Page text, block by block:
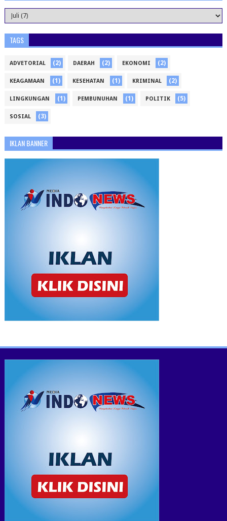
TAGS
ADVETORIAL (2) DAERAH (2) EKONOMI (2)
KEAGAMAAN (1) KESEHATAN (1) KRIMINAL (2)
LINGKUNGAN (1) PEMBUNUHAN (1) POLITIK (5)
SOSIAL (3)
IKLAN BANNER